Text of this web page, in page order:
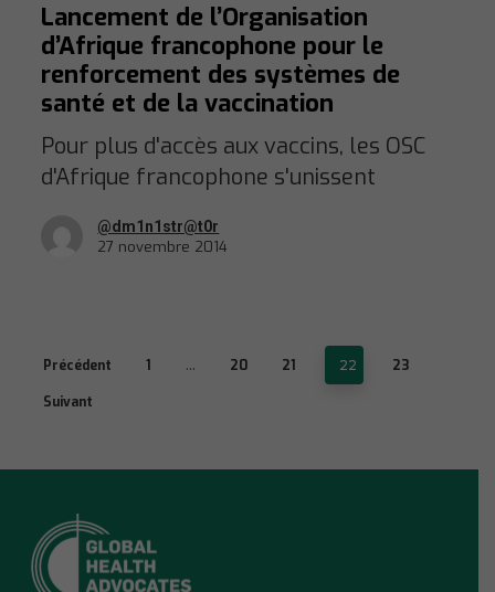
Lancement de l’Organisation
d’Afrique francophone pour le
renforcement des systèmes de
santé et de la vaccination
Pour plus d'accès aux vaccins, les OSC
d'Afrique francophone s'unissent
@dm1n1str@t0r
27 novembre 2014
Précédent 1 … 20 21 22 23
Suivant